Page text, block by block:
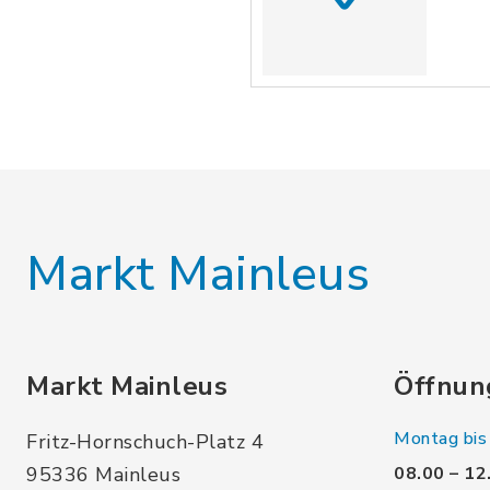
Markt Mainleus
Markt Mainleus
Fritz-Hornschuch-Platz 4
95336 Mainleus
Montag
08.00 –